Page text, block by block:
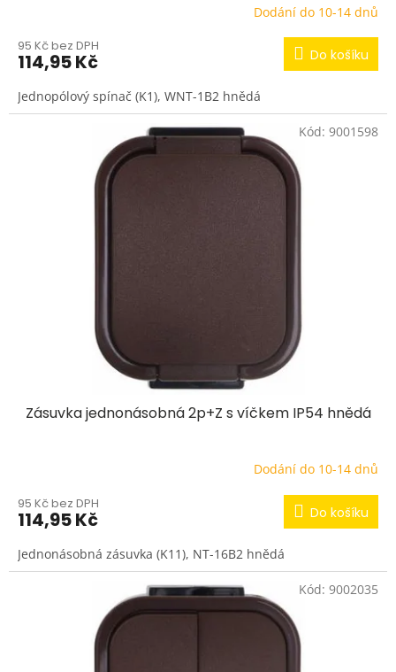
Dodání do 10-14 dnů
95 Kč bez DPH
114,95 Kč Do košíku
Jednopólový spínač (K1), WNT-1B2 hnědá
Zásuvka jednonásobná 2p+Z s víčkem IP54 hnědá
Dodání do 10-14 dnů
95 Kč bez DPH
114,95 Kč Do košíku
Jednonásobná zásuvka (K11), NT-16B2 hnědá
Kód: 9001598
Kód: 9002035